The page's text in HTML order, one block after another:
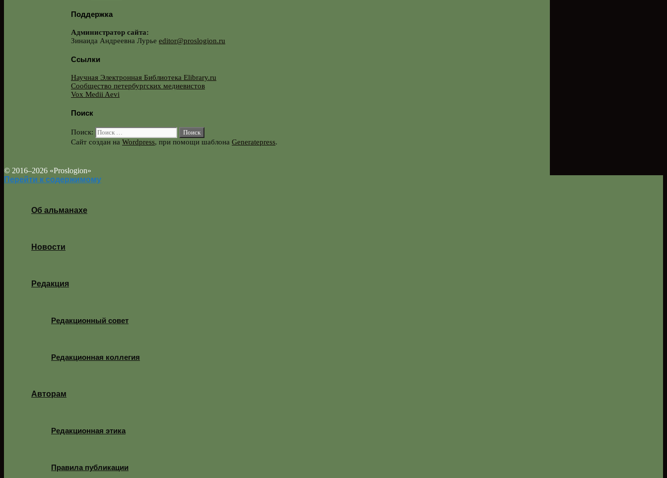
Поддержка
Администратор сайта:
Зинаида Андреевна Лурье editor@proslogion.ru
Ссылки
Научная Электронная Библиотека Elibrary.ru
Сообщество петербургских медиевистов
Vox Medii Aevi
Поиск
Поиск:
Сайт создан на Wordpress, при помощи шаблона Generatepress.
© 2016–2026 «Proslogion»
Перейти к содержимому
Об альманахе
Новости
Редакция
Редакционный совет
Редакционная коллегия
Авторам
Редакционная этика
Правила публикации